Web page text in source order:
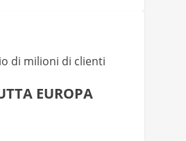
di milioni di clienti
EUROPA